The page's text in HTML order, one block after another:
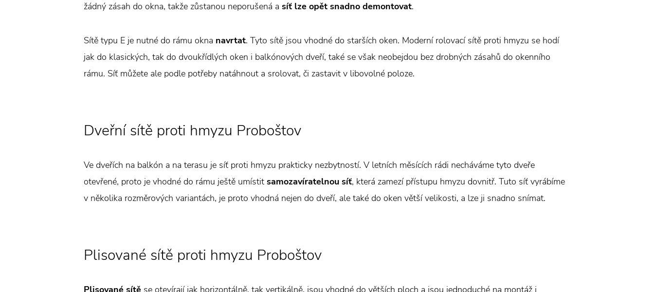
žádný zásah do okna, takže zůstanou neporušená a síť lze opět snadno demontovat.
Sítě typu E je nutné do rámu okna navrtat. Tyto sítě jsou vhodné do starších oken. Moderní rolovací sítě proti hmyzu se hodí
jak do klasických, tak do dvoukřídlých oken i balkónových dveří, také se však neobejdou bez drobných zásahů do okenního
rámu. Síť můžete ale podle potřeby natáhnout a srolovat, či zastavit v libovolné poloze.
Dveřní sítě proti hmyzu Proboštov
Ve dveřích na balkón a na terasu je síť proti hmyzu prakticky nezbytností. V letních měsících rádi necháváme tyto dveře
otevřené, proto je vhodné do rámu ještě umístit samozavíratelnou síť, která zamezí přístupu hmyzu dovnitř. Tuto síť vyrábíme
v několika rozměrových variantách, je proto vhodná nejen do dveří, ale také do oken větší velikosti, a lze ji snadno snímat.
Plisované sítě proti hmyzu Proboštov
Plisované sítě se otevírají jak horizontálně, tak vertikálně, jsou vhodné do větších ploch a jsou jednoduché na montáž i